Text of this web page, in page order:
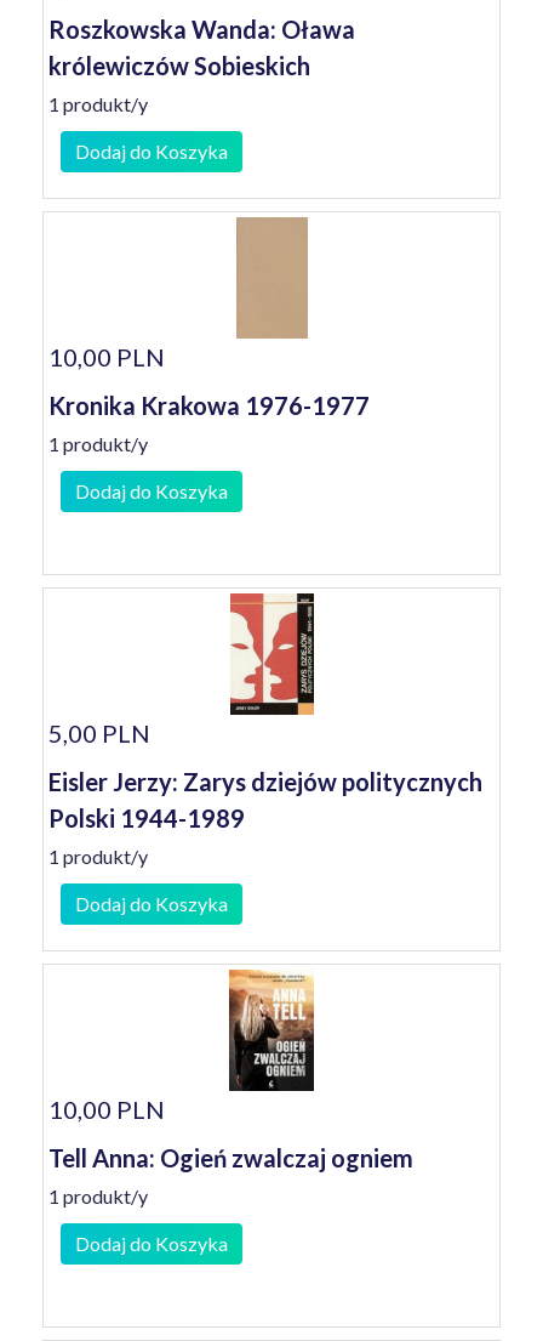
Roszkowska Wanda: Oława
królewiczów Sobieskich
1 produkt/y
Dodaj do Koszyka
10,00 PLN
Kronika Krakowa 1976-1977
1 produkt/y
Dodaj do Koszyka
5,00 PLN
Eisler Jerzy: Zarys dziejów politycznych
Polski 1944-1989
1 produkt/y
Dodaj do Koszyka
10,00 PLN
Tell Anna: Ogień zwalczaj ogniem
1 produkt/y
Dodaj do Koszyka